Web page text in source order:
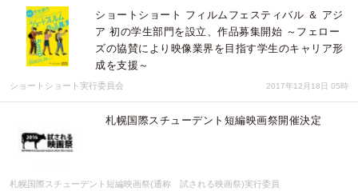
ショートショート フィルムフェスティバル ＆ アジ
ア 初の学生部門を設立、作品募集開始 ～フェロー
ズの協賛により映像業界を目指す学生のキャリア形
成を支援～
ショートショート実行委員会 2017年12月18日 05時
札幌国際スチューデント短編映画祭開催決定
札幌国際スチューデント短編映画祭(通称 試される映画祭)実行委員